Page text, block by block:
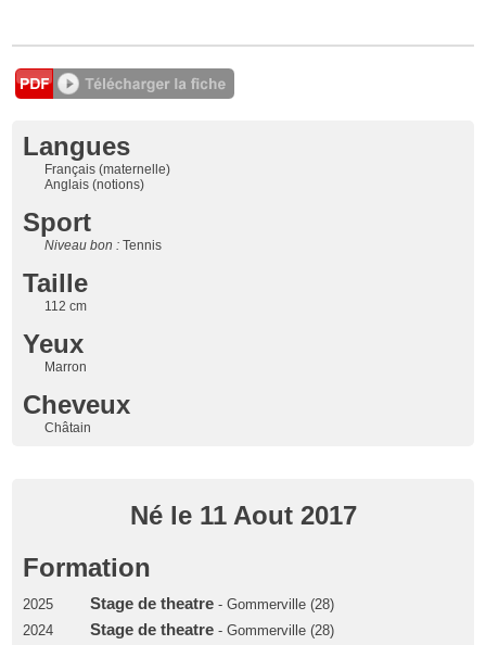
Langues
Français (maternelle)
Anglais (notions)
Sport
Niveau bon :Tennis
Taille
112 cm
Yeux
Marron
Cheveux
Châtain
Né le 11 Aout 2017
Formation
2025 Stage de theatre- Gommerville (28)
2024
Stage de theatre- Gommerville (28)